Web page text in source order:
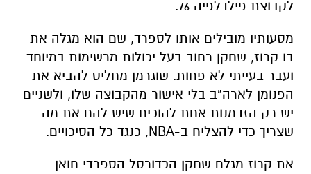
לקבוצת פילדלפיה 76.
מסעותיו מובילים אותו לספרד, שם הוא מגלה את
בו קרוז, שחקן רחוב בעל יכולות מרשימות במיוחד
ועבר בעייתי לא פחות. שוגרמן מחליט להביא את
הפנומן לארה”ב בלי אישור מהקבוצה שלו, ולשניים
יש רק הזדמנות אחת להוכיח שיש להם את מה
שצריך כדי להצליח ב-NBA, כנגד כל הסיכויים.
את קרוז מגלם שחקן הכדורסל הספרדי חואן